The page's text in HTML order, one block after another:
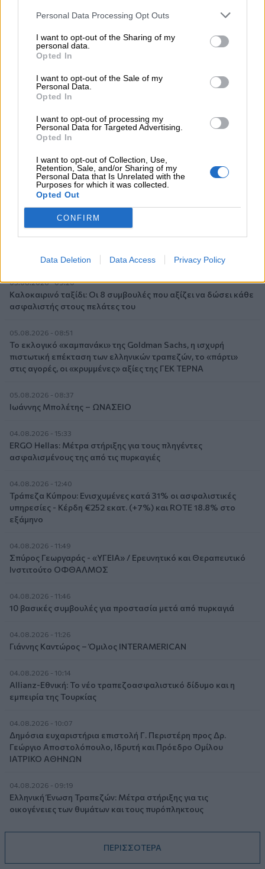
Personal Data Processing Opt Outs
I want to opt-out of the Sharing of my
personal data.
Opted In
I want to opt-out of the Sale of my
Personal Data.
Opted In
I want to opt-out of processing my
Personal Data for Targeted Advertising.
Opted In
I want to opt-out of Collection, Use,
Retention, Sale, and/or Sharing of my
Personal Data that Is Unrelated with the
Purposes for which it was collected.
Opted Out
CONFIRM
Data Deletion Data Access Privacy Policy
Ε.Ε και παράνομη μετανάστευση: προτάσεις και δράσεις με
05.08.2026 - 12:11
05.08.2026 - 11:30
διαμεσολαβητών
05.08.2026 - 10:50
Ξεκινούν οι αιτήσεις στο vouchers.gov.gr για το Πρόγραμμα
«Τουρισμός για όλους 2026-2027»
05.08.2026 - 10:19
WWF: Περισσότερα από 180.000 στρέμματα καμένων
δασικών εκτάσεων στην Ελλάδα σε λίγες μόλις μέρες
Η Ελλάδα που αντιστέκεται και επιμένει να μην ασφαλίζεται!
05.08.2026 - 09:20
Καλοκαιρινό ταξίδι: Οι 8 συμβουλές που αξίζει να δώσει κάθε
ασφαλιστής στους πελάτες του
05.08.2026 - 08:51
Το εκλογικό «καμπανάκι» της Goldman Sachs, η ισχυρή
πιστωτική επέκταση των ελληνικών τραπεζών, το «πάρτι»
στις αγορές, οι «κρυμμένες» αξίες της ΓΕΚ ΤΕΡΝΑ
05.08.2026 - 08:37
Ιωάννης Μπολέτης – ΩΝΑΣΕΙΟ
04.08.2026 - 15:33
ERGO Hellas: Μέτρα στήριξης για τους πληγέντες
ασφαλισμένους της από τις πυρκαγιές
04.08.2026 - 12:40
Τράπεζα Κύπρου: Ενισχυμένες κατά 31% οι ασφαλιστικές
υπηρεσίες - Κέρδη €252 εκατ. (+7%) και ROTE 18.8% στο
εξάμηνο
04.08.2026 - 11:49
Σπύρος Γεωργαράς - «ΥΓΕΙΑ» / Ερευνητικό και Θεραπευτικό
Ινστιτούτο ΟΦΘΑΛΜΟΣ
04.08.2026 - 11:46
10 βασικές συμβουλές για προστασία μετά από πυρκαγιά
04.08.2026 - 11:26
Γιάννης Καντώρος – Όμιλος INTERAMERICAN
04.08.2026 - 10:14
Allianz-Εθνική: Το νέο τραπεζοασφαλιστικό δίδυμο και η
εμπειρία της Τουρκίας
04.08.2026 - 10:07
Δημόσια ευχαριστήρια επιστολή Γ. Περιστέρη προς Δρ.
Γεώργιο Αποστολόπουλο, Ιδρυτή και Πρόεδρο Ομίλου
ΙΑΤΡΙΚΟ ΑΘΗΝΩΝ
04.08.2026 - 09:19
Ελληνική Ένωση Τραπεζών: Μέτρα στήριξης για τις
οικογένειες των θυμάτων και τους πυρόπληκτους
ΠΕΡΙΣΣΟΤΕΡΑ